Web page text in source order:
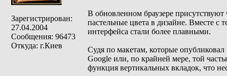
Зарегистрирован:
27.04.2004
Сообщения: 96473
Откуда: г.Киев
В обновленном браузере присутствуют
пастельные цвета в дизайне. Вместе с
интерфейса стали более плавными.
Судя по макетам, которые
Google или, по крайней мере, той
функция вертикальных вкладок, что